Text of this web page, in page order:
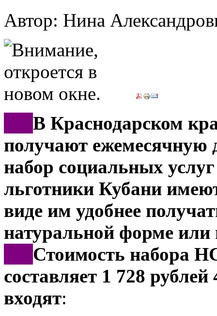
Автор: Нина
В Краснодарском
получают
набор социальных
льготники Кубани
виде им удобнее
натуральной форме или
Стоимость набора
составляет 1 728
входят: